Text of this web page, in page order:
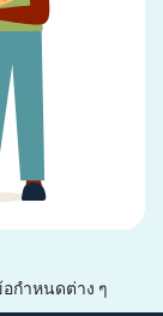
กำหนดต่าง ๆ